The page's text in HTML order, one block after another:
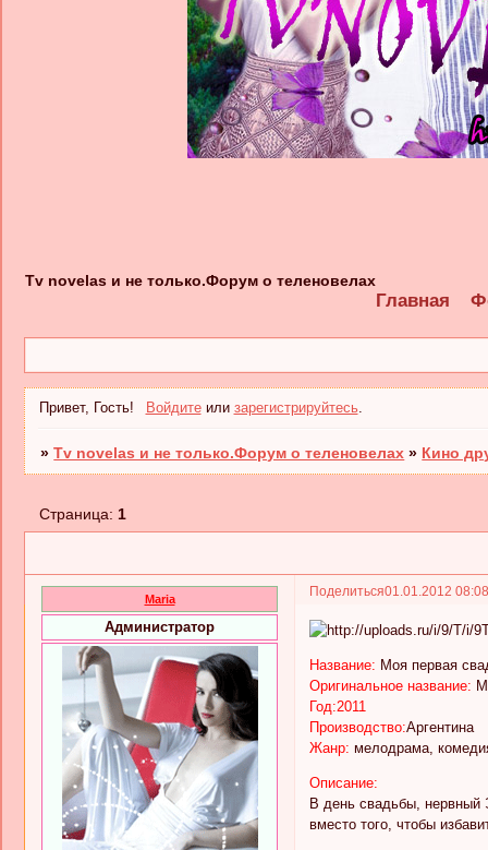
Tv novelas и не только.Форум о теленовелах
Главная
Привет, Гость! Войдитеили зарегистрируйтесь.
»Tv novelas и не только.Форум о теленовелах » Кино
Страница:1
Поделиться01.01.2012
Maria
Администратор
Название: Моя первая
Оригинальное название:
Год:2011
Производство:Аргентина
Жанр: мелодрама,
Описание:
В день свадьбы, нервный
вместо того, чтобы